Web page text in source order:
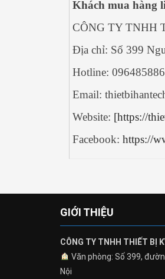
Khách mua hàng
CÔNG TY TNHH
Địa chỉ: Số 399
Hotline:
Email:
Website: [https://
Facebook: https://
GIỚI THIỆU
CÔNG TY TNHH THIẾT BỊ
Văn phòng: Số 399,
Nội